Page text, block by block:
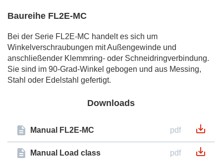
Baureihe FL2E-MC
Bei der Serie FL2E-MC handelt es sich um
Winkelverschraubungen mit Außengewinde und
anschließender Klemmring- oder Schneidringverbindung.
Sie sind im 90-Grad-Winkel gebogen und aus Messing,
Stahl oder Edelstahl gefertigt.
Downloads
Manual FL2E-MC pdf
Manual Load class pdf